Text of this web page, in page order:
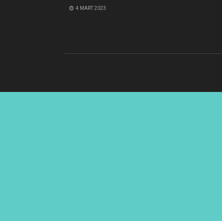
4 MART 2023